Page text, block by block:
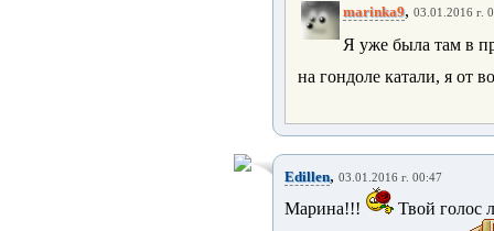
marinka9, 03.01.2016 г.
Я уже была там в
на гондоле катали, я от
Edillen, 03.01.2016 г. 00:47
Марина!!! Твой голос